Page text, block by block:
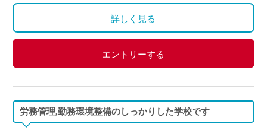
詳しく見る
エントリーする
労務管理,勤務環境整備のしっかりした学校です